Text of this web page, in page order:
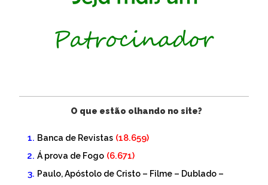
O que estão olhando no site?
Banca de Revistas (18.659)
Á prova de Fogo (6.671)
Paulo, Apóstolo de Cristo – Filme – Dublado –